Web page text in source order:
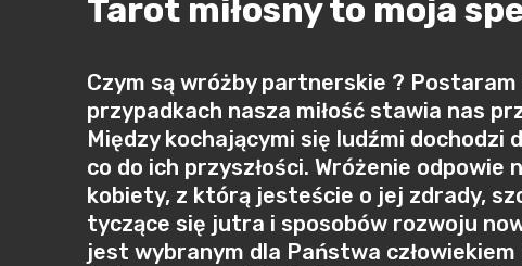
Tarot miłosny to moja
Czym są wróżby partnerskie ?
przypadkach nasza miłość stawia nas
Między kochającymi się ludźmi dochodzi
co do ich przyszłości. Wróżenie
kobiety, z którą jesteście o jej zdrady,
tyczące się jutra i sposobów rozwoju
jest wybranym dla Państwa